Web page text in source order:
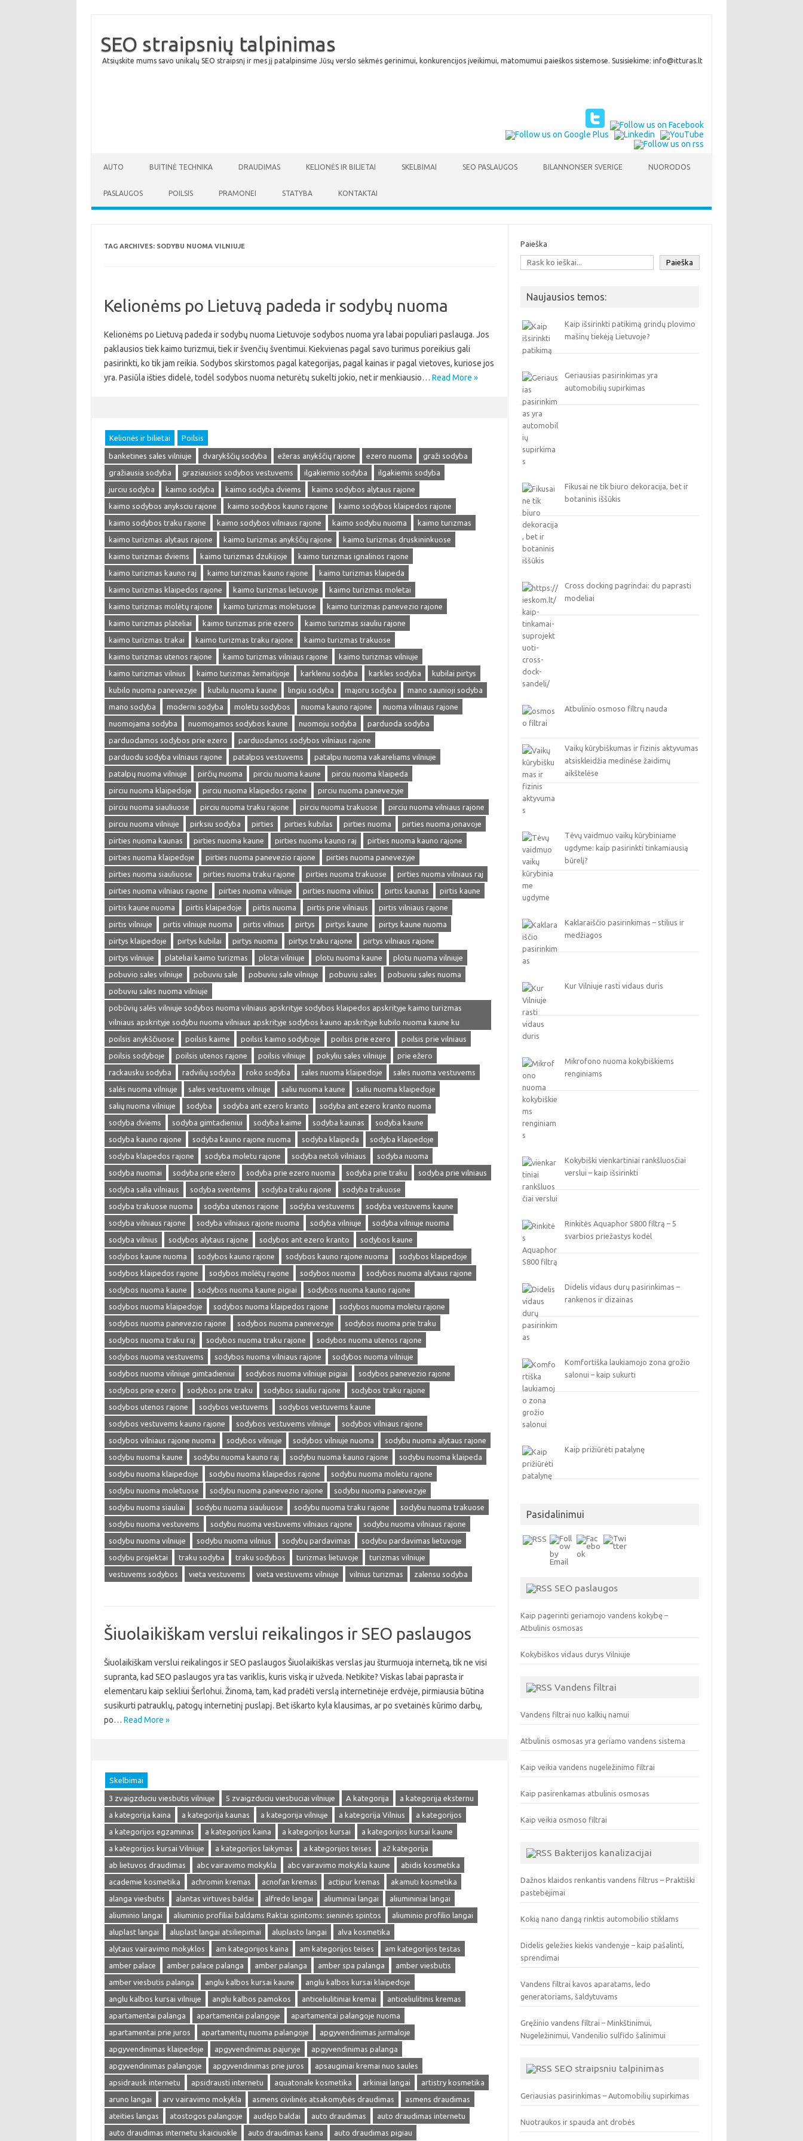
SEO straipsnių talpinimas
Atsiųskite mums savo unikalų SEO straipsnį ir mes jį patalpinsime Jūsų verslo sėkmės gerinimui, konkurencijos įveikimui, matomumui paieškos sistemose. Susisiekime: info@itturas.lt
AUTO BUITINĖ TECHNIKA DRAUDIMAS KELIONĖS IR BILIETAI SKELBIMAI SEO PASLAUGOS BILANNONSER SVERIGE NUORODOS
PASLAUGOS POILSIS PRAMONEI STATYBA KONTAKTAI
TAG ARCHIVES: SODYBU NUOMA VILNIUJE
Kelionėms po Lietuvą padeda ir sodybų nuoma
Kelionėms po Lietuvą padeda ir sodybų nuoma Lietuvoje sodybos nuoma yra labai populiari paslauga. Jos
paklausios tiek kaimo turizmui, tiek ir švenčių šventimui. Kiekvienas pagal savo turimus poreikius gali
pasirinkti, ko tik jam reikia. Sodybos skirstomos pagal kategorijas, pagal kainas ir pagal vietoves, kuriose jos
yra. Pasiūla išties didelė, todėl sodybos nuoma neturėtų sukelti jokio, net ir menkiausio… Read More »
Kelionės ir bilietai Poilsis
banketines sales vilniuje dvarykščių sodyba ežeras anykščių rajone ezero nuoma
graži sodyba
gražiausia sodyba
graziausios sodybos vestuvems ilgakiemio sodyba
ilgakiemis sodyba
jurciu sodyba
kaimo sodyba kaimo sodyba dviems
kaimo sodybos alytaus rajone
kaimo sodybos anyksciu rajone
kaimo sodybos kauno rajone
kaimo sodybos klaipedos rajone
kaimo sodybos traku rajone
kaimo sodybos vilniaus rajone kaimo sodybu nuoma
kaimo turizmas
kaimo turizmas alytaus rajone
kaimo turizmas anykščių rajone
kaimo turizmas druskininkuose
kaimo turizmas dviems
kaimo turizmas dzukijoje
kaimo turizmas ignalinos rajone
kaimo turizmas kauno raj
kaimo turizmas kauno rajone
kaimo turizmas klaipeda
kaimo turizmas klaipedos rajone
kaimo turizmas lietuvoje
kaimo turizmas moletai
kaimo turizmas molėtų rajone
kaimo turizmas moletuose
kaimo turizmas panevezio rajone
kaimo turizmas plateliai
kaimo turizmas prie ezero
kaimo turizmas siauliu rajone
kaimo turizmas trakai
kaimo turizmas traku rajone
kaimo turizmas trakuose
kaimo turizmas utenos rajone
kaimo turizmas vilniaus rajone
kaimo turizmas vilniuje
kaimo turizmas vilnius
kaimo turizmas žemaitijoje karklenu sodyba karkles sodyba
kubilai pirtys
kubilo nuoma panevezyje
kubilu nuoma kaune lingiu sodyba majoru sodyba
mano saunioji sodyba
mano sodyba
moderni sodyba moletu sodybos nuoma kauno rajone
nuoma vilniaus rajone
nuomojama sodyba
nuomojamos sodybos kaune nuomoju sodyba
parduoda sodyba
parduodamos sodybos prie ezero
parduodamos sodybos vilniaus rajone
parduodu sodyba vilniaus rajone
patalpos vestuvems
patalpu nuoma vakareliams vilniuje
patalpų nuoma vilniuje
pirčių nuoma pirciu nuoma kaune
pirciu nuoma klaipeda
pirciu nuoma klaipedoje
pirciu nuoma klaipedos rajone
pirciu nuoma panevezyje
pirciu nuoma siauliuose
pirciu nuoma traku rajone pirciu nuoma trakuose
pirciu nuoma vilniaus rajone
pirciu nuoma vilniuje
pirksiu sodyba pirties pirties kubilas pirties nuoma
pirties nuoma jonavoje
pirties nuoma kaunas
pirties nuoma kaune pirties nuoma kauno raj
pirties nuoma kauno rajone
pirties nuoma klaipedoje
pirties nuoma panevezio rajone
pirties nuoma panevezyje
pirties nuoma siauliuose
pirties nuoma traku rajone pirties nuoma trakuose
pirties nuoma vilniaus raj
pirties nuoma vilniaus rajone
pirties nuoma vilniuje pirties nuoma vilnius pirtis kaunas
pirtis kaune
pirtis kaune nuoma
pirtis klaipedoje pirtis nuoma pirtis prie vilniaus
pirtis vilniaus rajone
pirtis vilniuje
pirtis vilniuje nuoma pirtis vilnius pirtys pirtys kaune
pirtys kaune nuoma
pirtys klaipedoje
pirtys kubilai pirtys nuoma pirtys traku rajone
pirtys vilniaus rajone
pirtys vilniuje
plateliai kaimo turizmas plotai vilniuje plotu nuoma kaune
plotu nuoma vilniuje
pobuvio sales vilniuje
pobuviu sale pobuviu sale vilniuje pobuviu sales
pobuviu sales nuoma
pobuviu sales nuoma vilniuje
pobūvių salės vilniuje sodybos nuoma vilniaus apskrityje sodybos klaipedos apskrityje kaimo turizmas
vilniaus apskrityje sodybu nuoma vilniaus apskrityje sodybos kauno apskrityje kubilo nuoma kaune ku
poilsis anykščiuose
poilsis kaime poilsis kaimo sodyboje poilsis prie ezero
poilsis prie vilniaus
poilsis sodyboje
poilsis utenos rajone poilsis vilniuje pokyliu sales vilniuje
prie ežero
rackausku sodyba
radvilių sodyba roko sodyba sales nuoma klaipedoje
sales nuoma vestuvems
salės nuoma vilniuje
sales vestuvems vilniuje saliu nuoma kaune
saliu nuoma klaipedoje
salių nuoma vilniuje
sodyba sodyba ant ezero kranto
sodyba ant ezero kranto nuoma
sodyba dviems
sodyba gimtadieniui sodyba kaime sodyba kaunas
sodyba kaune
sodyba kauno rajone
sodyba kauno rajone nuoma sodyba klaipeda
sodyba klaipedoje
sodyba klaipedos rajone
sodyba moletu rajone sodyba netoli vilniaus
sodyba nuoma
sodyba nuomai
sodyba prie ežero sodyba prie ezero nuoma sodyba prie traku
sodyba prie vilniaus
sodyba salia vilniaus
sodyba sventems sodyba traku rajone
sodyba trakuose
sodyba trakuose nuoma
sodyba utenos rajone sodyba vestuvems
sodyba vestuvems kaune
sodyba vilniaus rajone
sodyba vilniaus rajone nuoma sodyba vilniuje
sodyba vilniuje nuoma
sodyba vilnius
sodybos alytaus rajone sodybos ant ezero kranto
sodybos kaune
sodybos kaune nuoma
sodybos kauno rajone sodybos kauno rajone nuoma
sodybos klaipedoje
sodybos klaipedos rajone
sodybos molėtų rajone sodybos nuoma
sodybos nuoma alytaus rajone
sodybos nuoma kaune
sodybos nuoma kaune pigiai
sodybos nuoma kauno rajone
sodybos nuoma klaipedoje
sodybos nuoma klaipedos rajone
sodybos nuoma moletu rajone
sodybos nuoma panevezio rajone
sodybos nuoma panevezyje
sodybos nuoma prie traku
sodybos nuoma traku raj
sodybos nuoma traku rajone
sodybos nuoma utenos rajone
sodybos nuoma vestuvems
sodybos nuoma vilniaus rajone
sodybos nuoma vilniuje
sodybos nuoma vilniuje gimtadieniui
sodybos nuoma vilniuje pigiai
sodybos panevezio rajone
sodybos prie ezero
sodybos prie traku sodybos siauliu rajone
sodybos traku rajone
sodybos utenos rajone
sodybos vestuvems
sodybos vestuvems kaune
sodybos vestuvems kauno rajone
sodybos vestuvems vilniuje
sodybos vilniaus rajone
sodybos vilniaus rajone nuoma
sodybos vilniuje sodybos vilniuje nuoma
sodybu nuoma alytaus rajone
sodybu nuoma kaune
sodybu nuoma kauno raj sodybu nuoma kauno rajone
sodybu nuoma klaipeda
sodybu nuoma klaipedoje
sodybu nuoma klaipedos rajone
sodybu nuoma moletu rajone
sodybu nuoma moletuose
sodybu nuoma panevezio rajone
sodybu nuoma panevezyje
sodybu nuoma siauliai
sodybu nuoma siauliuose sodybu nuoma traku rajone
sodybu nuoma trakuose
sodybu nuoma vestuvems
sodybu nuoma vestuvems vilniaus rajone
sodybu nuoma vilniaus rajone
sodybu nuoma vilniuje
sodybu nuoma vilnius sodybų pardavimas
sodybu pardavimas lietuvoje
sodybu projektai
traku sodyba traku sodybos turizmas lietuvoje
turizmas vilniuje
vestuvems sodybos
vieta vestuvems vieta vestuvems vilniuje vilnius turizmas zalensu sodyba
Šiuolaikiškam verslui reikalingos ir SEO paslaugos
Šiuolaikiškam verslui reikalingos ir SEO paslaugos Šiuolaikiškas verslas jau šturmuoja internetą, tik ne visi
supranta, kad SEO paslaugos yra tas variklis, kuris viską ir užveda. Netikite? Viskas labai paprasta ir
elementaru kaip sekliui Šerlohui. Žinoma, tam, kad pradėti verslą internetinėje erdvėje, pirmiausia būtina
susikurti patrauklų, patogų internetinį puslapį. Bet iškarto kyla klausimas, ar po svetainės kūrimo darbų,
po… Read More »
Skelbimai
3 zvaigzduciu viesbutis vilniuje 5 zvaigzduciu viesbuciai vilniuje A kategorija
a kategorija eksternu
a kategorija kaina
a kategorija kaunas a kategorija vilniuje a kategorija Vilnius
a kategorijos
a kategorijos egzaminas
a kategorijos kaina a kategorijos kursai
a kategorijos kursai kaune
a kategorijos kursai Vilniuje
a kategorijos laikymas a kategorijos teises
a2 kategorija
ab lietuvos draudimas
abc vairavimo mokykla abc vairavimo mokykla kaune
abidis kosmetika
academie kosmetika
achromin kremas acnofan kremas actipur kremas
akamuti kosmetika
alanga viesbutis
alantas virtuves baldai alfredo langai aliuminiai langai
aliumininiai langai
aliuminio langai
aliuminio profiliai baldams Raktai spintoms: sieninės spintos
aliuminio profilio langai
aluplast langai
aluplast langai atsiliepimai aluplasto langai
alva kosmetika
alytaus vairavimo mokyklos
am kategorijos kaina am kategorijos teises
am kategorijos testas
amber palace
amber palace palanga amber palanga amber spa palanga
amber viesbutis
amber viesbutis palanga
anglu kalbos kursai kaune
anglu kalbos kursai klaipedoje
anglu kalbos kursai vilniuje
anglu kalbos pamokos anticeliulitiniai kremai
anticeliulitinis kremas
apartamentai palanga
apartamentai palangoje
apartamentai palangoje nuoma
apartamentai prie juros
apartamentų nuoma palangoje
apgyvendinimas jurmaloje
apgyvendinimas klaipedoje
apgyvendinimas pajuryje
apgyvendinimas palanga
apgyvendinimas palangoje
apgyvendinimas prie juros
apsauginiai kremai nuo saules
apsidrausk internetu
apsidrausti internetu aquatonale kosmetika arkiniai langai
artistry kosmetika
aruno langai
arv vairavimo mokykla asmens civilinės atsakomybės draudimas
asmens draudimas
ateities langas
atostogos palangoje audėjo baldai auto draudimas
auto draudimas internetu
auto draudimas internetu skaiciuokle
auto draudimas kaina auto draudimas pigiau
Paieška
Paieška
Naujausios temos:
Kaip išsirinkti patikimą grindų plovimo
mašinų tiekėją Lietuvoje?
Geriausias pasirinkimas yra
automobilių supirkimas
Fikusai ne tik biuro dekoracija, bet ir
botaninis iššūkis
Cross docking pagrindai: du paprasti
modeliai
Atbulinio osmoso filtrų nauda
Vaikų kūrybiškumas ir fizinis aktyvumas
atsiskleidžia medinėse žaidimų
aikštelėse
Tėvų vaidmuo vaikų kūrybiniame
ugdyme: kaip pasirinkti tinkamiausią
būrelį?
Kaklaraiščio pasirinkimas – stilius ir
medžiagos
Kur Vilniuje rasti vidaus duris
Mikrofono nuoma kokybiškiems
renginiams
Kokybiški vienkartiniai rankšluosčiai
verslui – kaip išsirinkti
Rinkitės Aquaphor S800 filtrą – 5
svarbios priežastys kodėl
Didelis vidaus durų pasirinkimas –
rankenos ir dizainas
Komfortiška laukiamojo zona grožio
salonui – kaip sukurti
Kaip prižiūrėti patalynę
Pasidalinimui
SEO paslaugos
Kaip pagerinti geriamojo vandens kokybę –
Atbulinis osmosas
Kokybiškos vidaus durys Vilniuje
Vandens filtrai
Vandens filtrai nuo kalkių namui
Atbulinis osmosas yra geriamo vandens sistema
Kaip veikia vandens nugeležinimo filtrai
Kaip pasirenkamas atbulinis osmosas
Kaip veikia osmoso filtrai
Bakterijos kanalizacijai
Dažnos klaidos renkantis vandens filtrus – Praktiški
pastebėjimai
Kokią nano dangą rinktis automobilio stiklams
Didelis geležies kiekis vandenyje – kaip pašalinti,
sprendimai
Vandens filtrai kavos aparatams, ledo
generatoriams, šaldytuvams
Gręžinio vandens filtrai – Minkštinimui,
Nugeležinimui, Vandenilio sulfido šalinimui
SEO straipsniu talpinimas
Geriausias pasirinkimas – Automobilių supirkimas
Nuotraukos ir spauda ant drobės